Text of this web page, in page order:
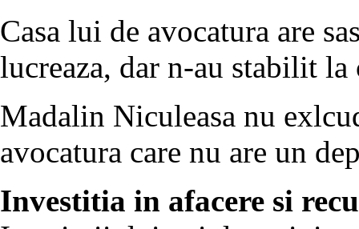
Casa lui de avocatura are
lucreaza, dar n-au stabilit
Madalin Niculeasa nu
avocatura care nu are un
Investitia in afacere si